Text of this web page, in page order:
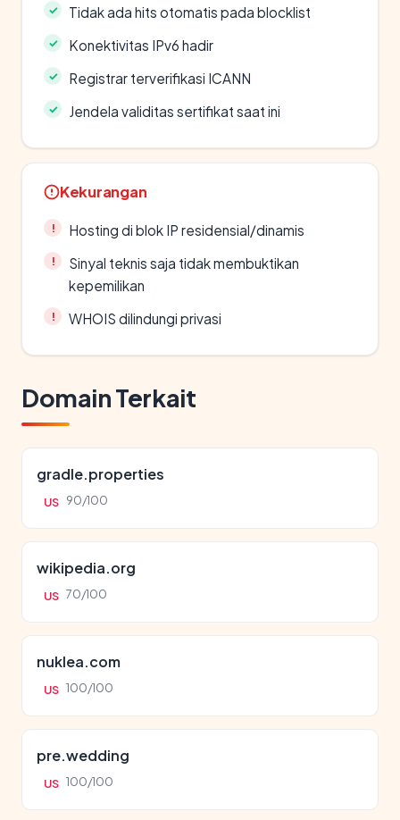
Tidak ada hits otomatis pada blocklist
Konektivitas IPv6 hadir
Registrar terverifikasi ICANN
Jendela validitas sertifikat saat ini
Kekurangan
Hosting di blok IP residensial/dinamis
Sinyal teknis saja tidak membuktikan
kepemilikan
WHOIS dilindungi privasi
Domain Terkait
gradle.properties
US 90/100
wikipedia.org
US 70/100
nuklea.com
US 100/100
pre.wedding
US 100/100